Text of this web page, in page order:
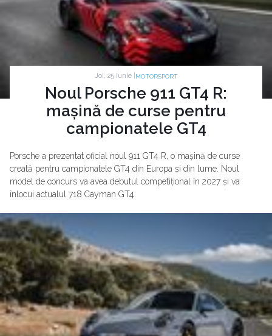
Joi, 25 Iunie | MOTORSPORT
Noul Porsche 911 GT4 R:
mașină de curse pentru
campionatele GT4
Porsche a prezentat oficial noul 911 GT4 R, o mașină de curse
creată pentru campionatele GT4 din Europa și din lume. Noul
model de concurs va avea debutul competițional în 2027 și va
înlocui actualul 718 Cayman GT4.